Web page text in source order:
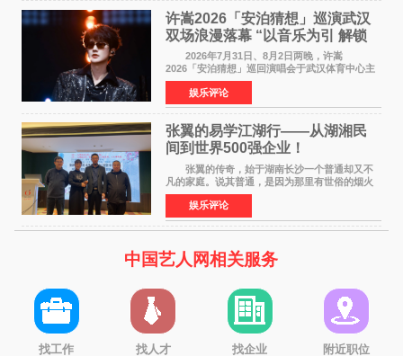
许嵩2026「安泊猜想」巡演武汉
双场浪漫落幕 “以音乐为引 解锁
江城记忆”
2026年7月31日、8月2日两晚，许嵩
2026「安泊猜想」巡回演唱会于武汉体育中心主
体育场盛大开唱。许嵩与数万歌迷在此相聚，从
浪漫惬意的舞台设计到充满诚意与惊喜的现场互
动，共同开启了一场关于
娱乐评论
张翼的易学江湖行——从湖湘民
间到世界500强企业！
张翼的传奇，始于湖南长沙一个普通却又不
凡的家庭。说其普通，是因为那里有世俗的烟火
气；说其不凡，是因为家中有一位洞悉天地玄机
的长者——他的爷爷。作为当地的风水师，爷爷
是张翼走进易学
娱乐评论
中国艺人网相关服务
找工作 找人才 找企业 附近职位